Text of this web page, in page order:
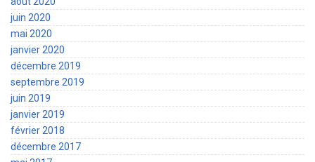
juin 2020
mai 2020
janvier 2020
décembre 2019
septembre 2019
juin 2019
janvier 2019
février 2018
décembre 2017